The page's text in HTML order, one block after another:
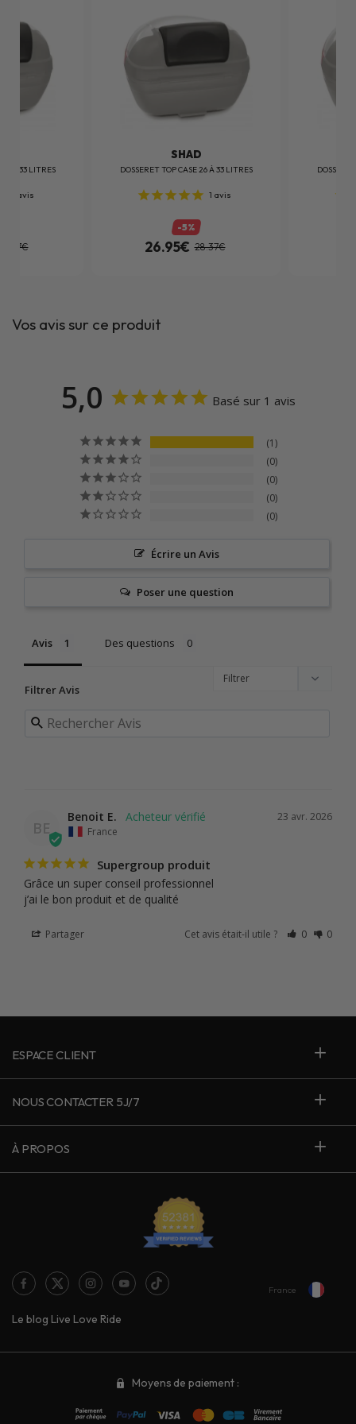
26 À 33 LITRES
avis
SHAD
DOSSERET TOP CASE 26 À 33 LITRES
1 avis
-5%
26.95€ 28.37€
Vos avis sur ce produit
5,0 Basé sur 1 avis
1
0
0
0
0
Écrire un Avis
Poser une question
Avis Des questions
Filtrer Avis
BE
23 avr. 2026
Benoit E.
France
Supergroup produit
Grâce un super conseil professionnel
j’ai le bon produit et de qualité
Partager Cet avis était-il utile ? 0 0
ESPACE CLIENT
NOUS CONTACTER 5J/7
À PROPOS
Le blog Live Love Ride
France
Moyens de paiement :